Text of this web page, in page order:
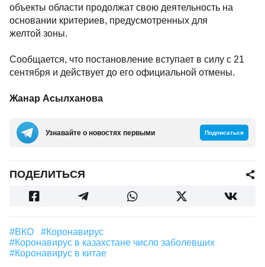
объекты области продолжат свою деятельность на
основании критериев, предусмотренных для
желтой зоны.
Сообщается, что постановление вступает в силу с 21
сентября и действует до его официальной отмены.
Жанар Асылханова
Узнавайте о новостях первыми Подписаться
ПОДЕЛИТЬСЯ
#ВКО
#Коронавирус
#коронавирус в казахстане число заболевших
#коронавирус в китае